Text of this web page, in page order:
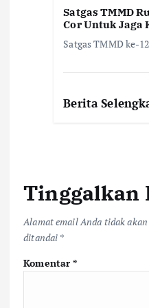
Satgas TMMD
Cor Untuk Jaga
Satgas TMMD ke-
Berita
Tinggalkan
Alamat email Anda tidak
ditandai *
Komentar*